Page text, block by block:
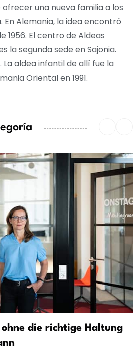
una nueva familia a los
En Alemania, la idea encontró
1956. El centro de Aldeas
la segunda sede en Sajonia.
La aldea infantil de allí fue la
Oriental en 1991.
die richtige Haltung